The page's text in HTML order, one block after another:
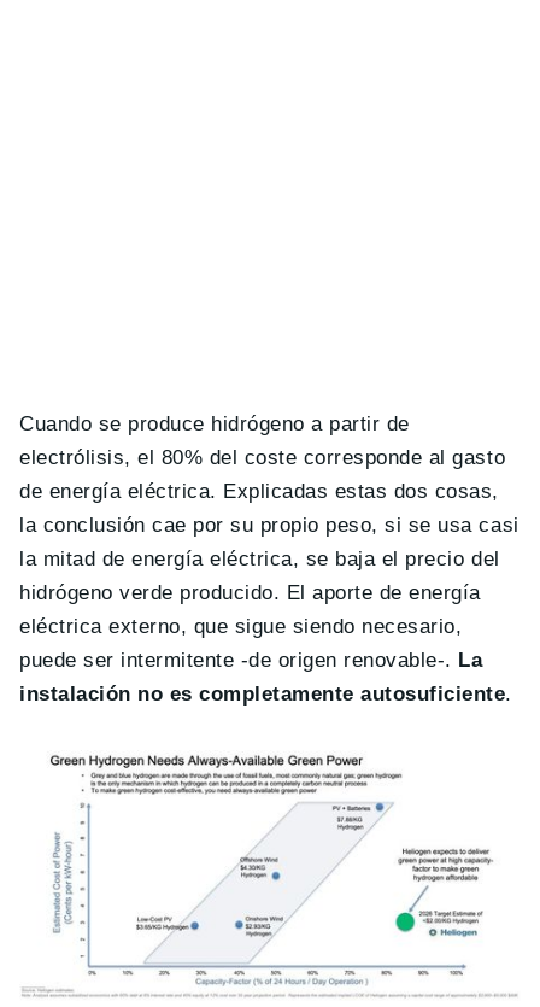
Cuando se produce hidrógeno a partir de
electrólisis, el 80% del coste corresponde al gasto
de energía eléctrica. Explicadas estas dos cosas,
la conclusión cae por su propio peso, si se usa casi
la mitad de energía eléctrica, se baja el precio del
hidrógeno verde producido. El aporte de energía
eléctrica externo, que sigue siendo necesario,
puede ser intermitente -de origen renovable-. La
instalación no es completamente autosuficiente.